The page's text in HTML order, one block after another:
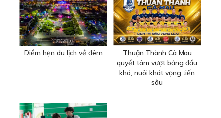
Ðiểm hẹn du lịch về đêm
Thuận Thành Cà Mau
quyết tâm vượt bảng đấu
khó, nuôi khát vọng tiến
sâu